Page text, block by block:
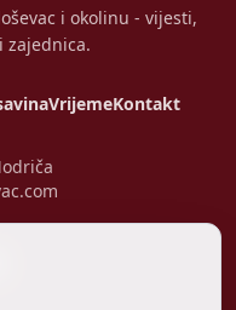
i okolinu - vijesti,
zajednica.
VrijemeKontakt